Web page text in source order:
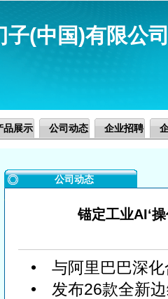
子(中国)有限公
品展示 公司动态 企业招聘
公司动态
锚定工业AI‘
•
与阿里巴巴深
•
发布26款全新